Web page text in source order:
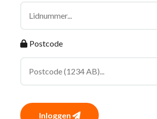
Postcode
Inloggen